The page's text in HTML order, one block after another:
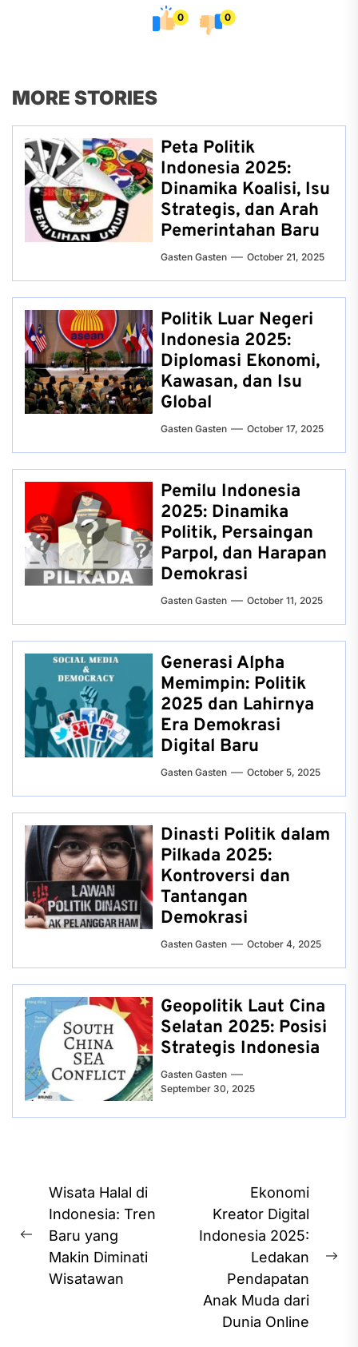
0 0
MORE STORIES
Peta Politik
Indonesia 2025:
Dinamika Koalisi, Isu
Strategis, dan Arah
Pemerintahan Baru
Gasten Gasten October 21, 2025
Politik Luar Negeri
Indonesia 2025:
Diplomasi Ekonomi,
Kawasan, dan Isu
Global
Gasten Gasten October 17, 2025
Pemilu Indonesia
2025: Dinamika
Politik, Persaingan
Parpol, dan Harapan
Demokrasi
Gasten Gasten October 11, 2025
Generasi Alpha
Memimpin: Politik
2025 dan Lahirnya
Era Demokrasi
Digital Baru
Gasten Gasten October 5, 2025
Dinasti Politik dalam
Pilkada 2025:
Kontroversi dan
Tantangan
Demokrasi
Gasten Gasten October 4, 2025
Geopolitik Laut Cina
Selatan 2025: Posisi
Strategis Indonesia
Gasten Gasten
September 30, 2025
Post
navigation
Previous
post:
Wisata Halal di
Indonesia: Tren
Baru yang
Makin Diminati
Wisatawan
Ekonomi
Kreator Digital
Indonesia 2025:
Ledakan
Pendapatan
Anak Muda dari
Dunia Online